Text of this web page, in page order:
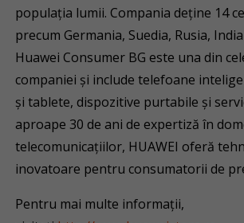
populația lumii. Compania deține 14
precum Germania, Suedia, Rusia,
Huawei Consumer BG este una din
companiei și include telefoane
și tablete, dispozitive purtabile și
aproape 30 de ani de expertiză în
telecomunicațiilor, HUAWEI oferă
inovatoare pentru consumatorii de
Pentru mai multe informații,